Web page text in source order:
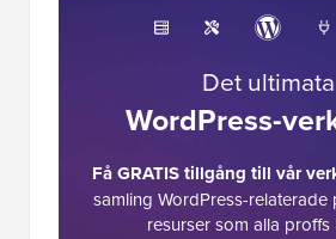
Det ultimata
WordPress-
Få GRATIS tillgång till vår
samling WordPress-
resurser som alla proffs